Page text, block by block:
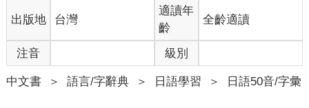
出版地 台灣
適讀年
齡
全齡適讀
注音 級別
中文書 ＞ 語言/字辭典 ＞ 日語學習 ＞ 日語50音/字彙